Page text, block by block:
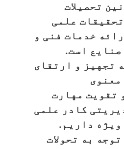
تحصیلات
علمی
خدمات فنی و
صنایع است.
تجهیز و ارتقای
معنوی
تقویت مهارت
کادر علمی
ویژه داریم.
به تحولات